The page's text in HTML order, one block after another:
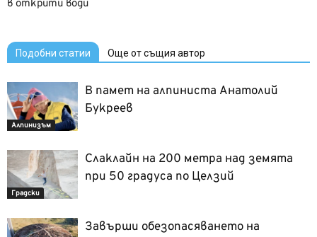
в открити води
Подобни статии Още от същия автор
Алпинизъм
В памет на алпиниста Анатолий
Букреев
Градски
Слаклайн на 200 метра над земята
при 50 градуса по Целзий
Завърши обезопасяването на